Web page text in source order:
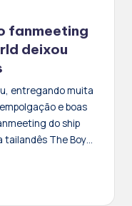
fanmeeting
deixou
entregando muita
e boas
do ship
tailandês The Boy…